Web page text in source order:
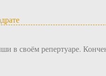
в своём репертуаре.